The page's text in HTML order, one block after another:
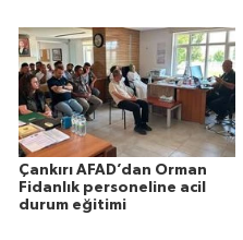
Çankırı AFAD’dan Orman
Fidanlık personeline acil
durum eğitimi